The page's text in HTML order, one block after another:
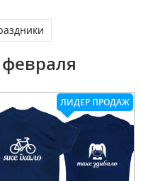
ЛИДЕР ПРОДАЖ